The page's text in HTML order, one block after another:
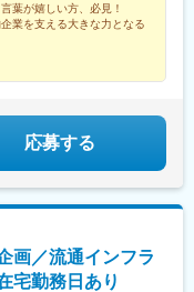
ることも可能。また、
して、営業職にキャリア
る環境です！マネジメン
ます。そのほかで重要視
とえば…・作業手順を見
有効活用して、書類作成
自身のアイデアも反映し
可能。また、成果はしっ
葉が嬉しい方、必見！
業を支える大きな力となる
応募する
画／流通インフラ
宅勤務日あり